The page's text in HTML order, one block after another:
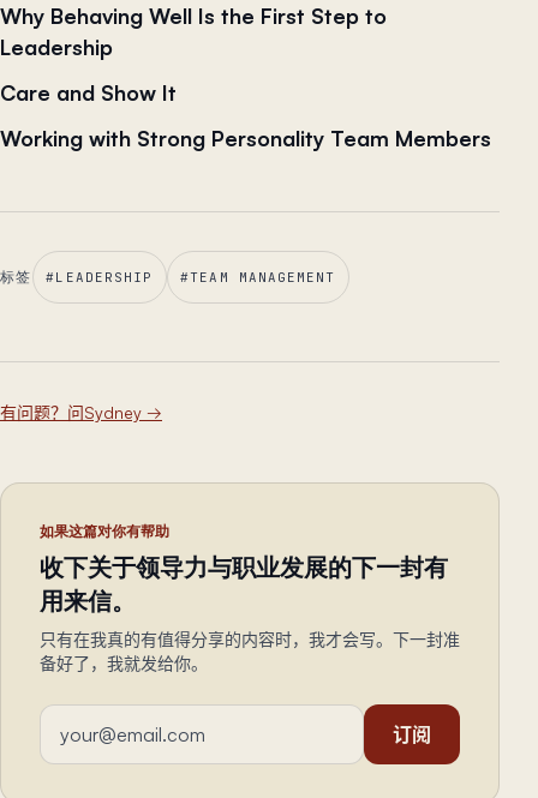
Why Behaving Well Is the First Step to
Leadership
Care and Show It
Working with Strong Personality Team Members
标签 #LEADERSHIP #TEAM MANAGEMENT
有问题？问Sydney →
如果这篇对你有帮助
收下关于领导力与职业发展的下一封有
用来信。
只有在我真的有值得分享的内容时，我才会写。下一封准
备好了，我就发给你。
邮箱地址
订阅